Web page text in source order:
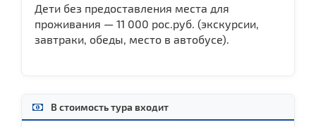
Дети без предоставления места для
проживания — 11 000 рос.руб. (экскурсии,
завтраки, обеды, место в автобусе).
В стоимость тура входит